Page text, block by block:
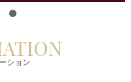
3
ション